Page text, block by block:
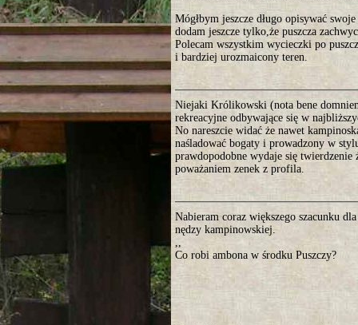
Mógłbym jeszcze długo opisywać
dodam jeszcze tylko,że puszcza
Polecam wszystkim wycieczki po
i bardziej urozmaicony teren.
Niejaki Królikowski (nota bene
rekreacyjne odbywające się w
No nareszcie widać że nawet
naśladować bogaty i prowadzony w
prawdopodobne wydaje się twierdzenie
poważaniem zenek z profila.
Nabieram coraz większego szacunku
nędzy kampinowskiej.
,,
Co robi ambona w środku Puszczy?